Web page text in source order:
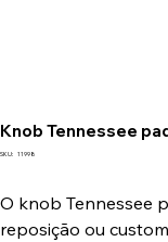
Knob Tennessee
SKU: SKU
11998
O knob Tennessee
reposição ou